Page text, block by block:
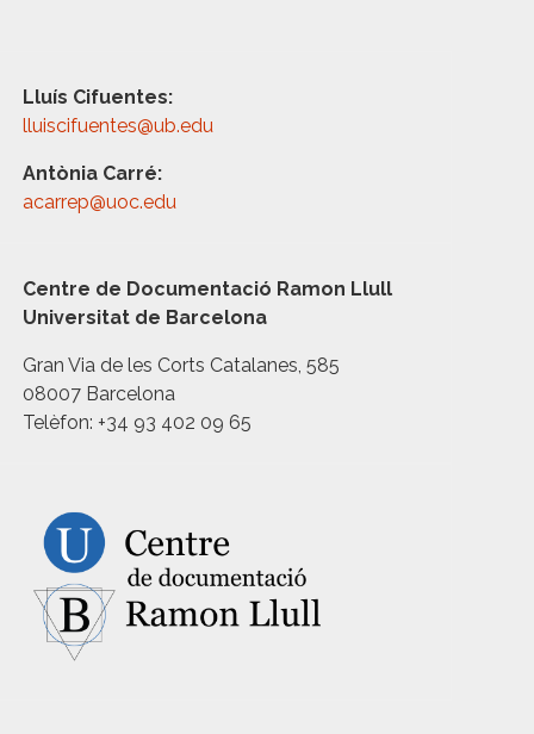
Lluís Cifuentes:
lluiscifuentes@ub.edu
Antònia Carré:
acarrep@uoc.edu
Centre de Documentació Ramon Llull
Universitat de Barcelona
Gran Via de les Corts Catalanes, 585
08007 Barcelona
Telèfon: +34 93 402 09 65